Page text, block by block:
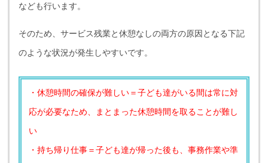
なども行います。
そのため、サービス残業と休憩なしの両方の原因となる下記
のような状況が発生しやすいです。
・休憩時間の確保が難しい＝子ども達がいる間は常に対
応が必要なため、まとまった休憩時間を取ることが難し
い
・持ち帰り仕事＝子ども達が帰った後も、事務作業や準